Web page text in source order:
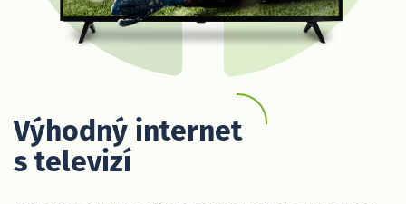
Výhodný internet
s televizí